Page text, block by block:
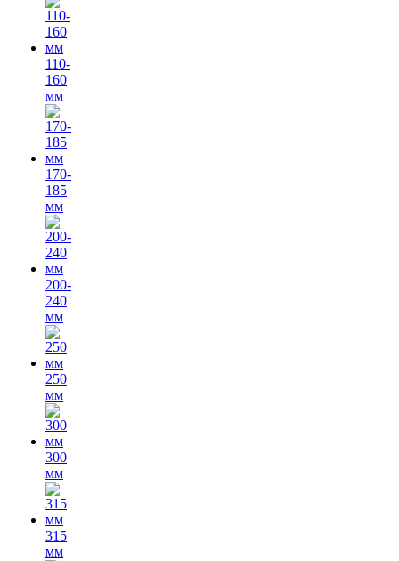
110-
160
мм
170-
185
мм
200-
240
мм
250
мм
300
мм
315
мм